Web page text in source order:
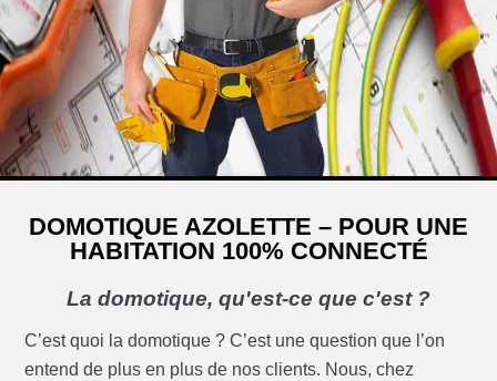
DOMOTIQUE AZOLETTE – POUR UNE
HABITATION 100% CONNECTÉ
La domotique, qu'est-ce que c'est ?
C’est quoi la domotique ? C’est une question que l’on
entend de plus en plus de nos clients. Nous, chez